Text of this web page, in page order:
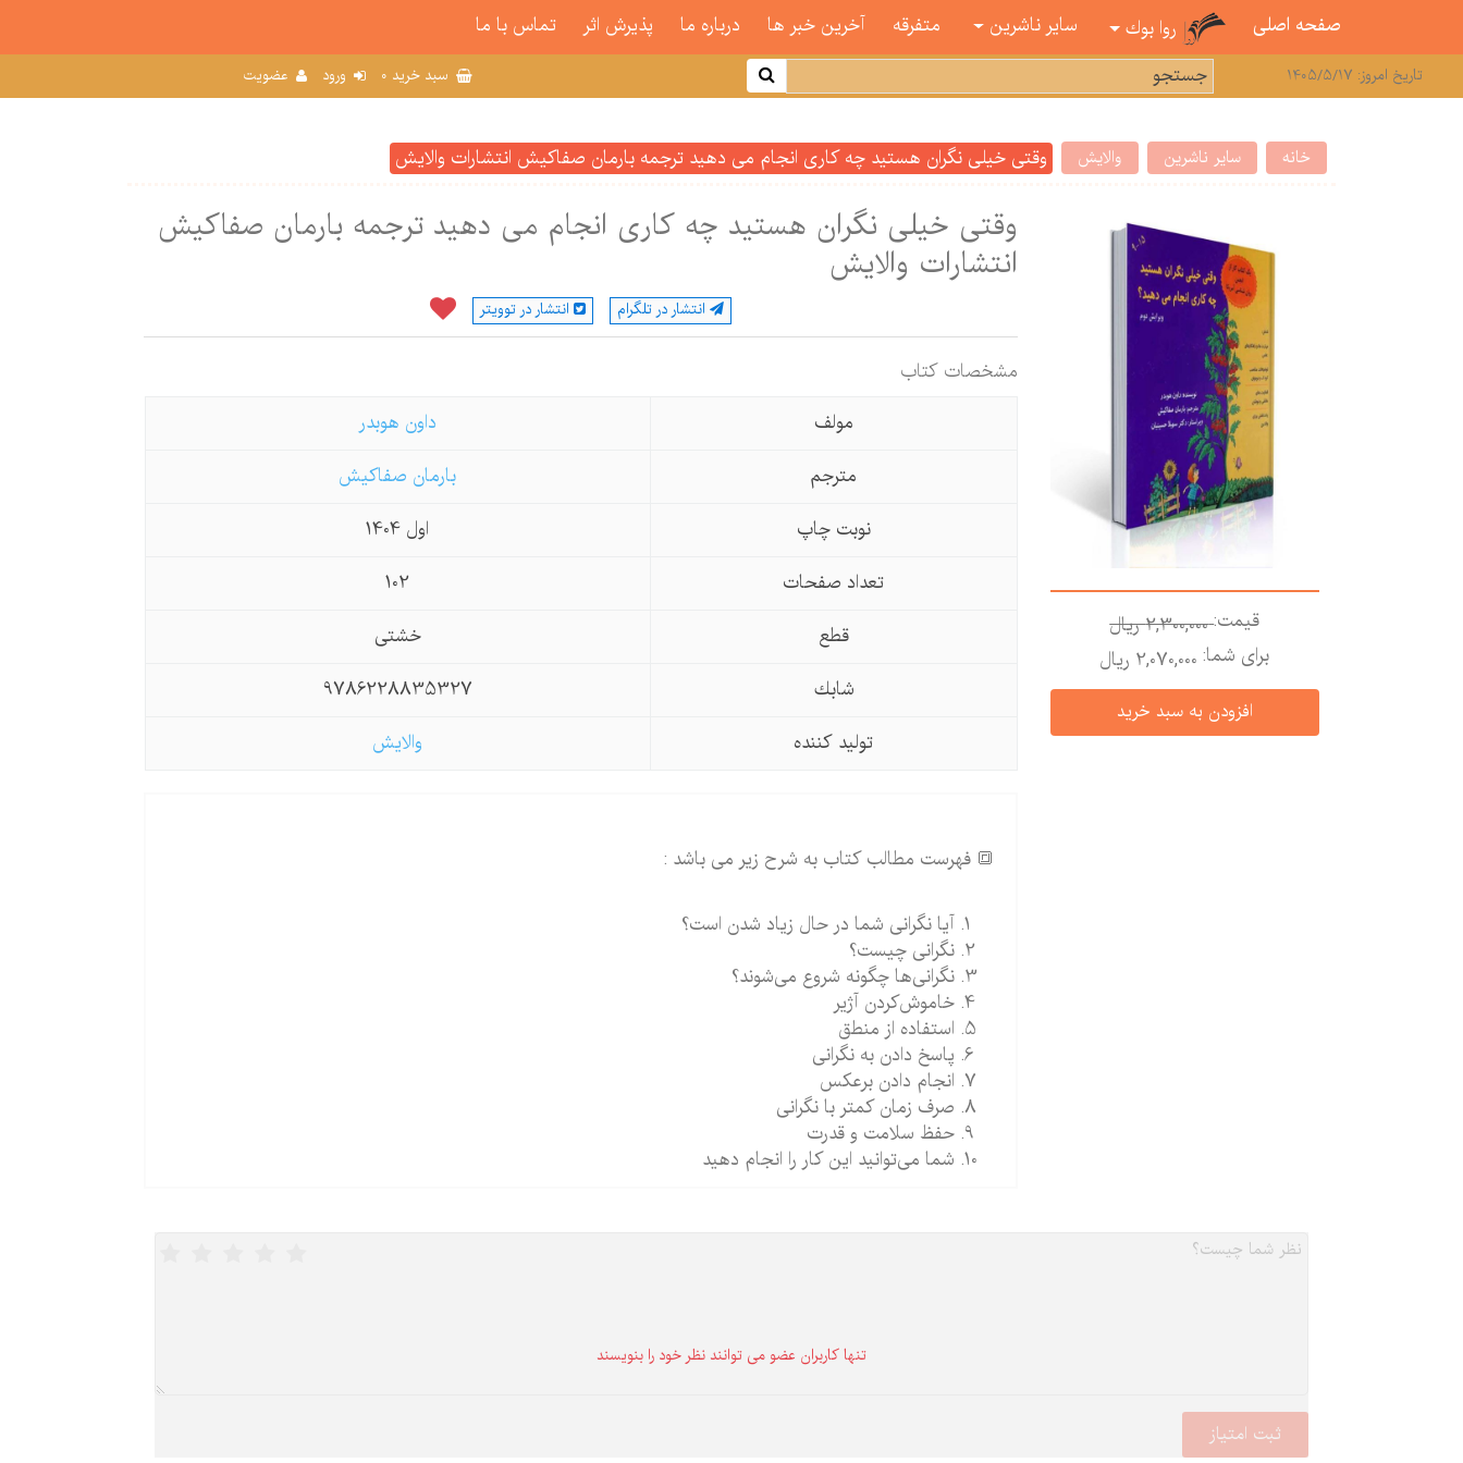
صفحه اصلی روا بوك سایر ناشرین متفرقه آخرین خبر ها درباره ما پذیرش اثر تماس با ما
تاریخ امروز: 1405/5/17 سبد خرید 0 ورود عضویت
خانه سایر ناشرین والایش وقتی خیلی نگران هستید چه کاری انجام می دهید ترجمه بارمان صفاکیش انتشارات والایش
قیمت:2,300,000 ريال
برای شما: 2,070,000 ريال
وقتی خیلی نگران هستید چه کاری انجام می دهید ترجمه بارمان صفاکیش
انتشارات والایش
انتشار در تلگرام انتشار در توویتر
مشخصات كتاب
مولف
داون هوبدر
مترجم
بارمان صفاکیش
نوبت چاپ
اول 1404
تعداد صفحات
102
قطع
خشتی
شابك
9786228835327
تولید كننده
والایش
🔳 فهرست مطالب کتاب به شرح زیر می باشد :
آیا نگرانی شما در حال زیاد شدن است؟
نگرانی چیست؟
نگرانی‌ها چگونه شروع می‌شوند؟
خاموش‌کردن آژیر
استفاده از منطق
پاسخ دادن به نگرانی
انجام دادن برعکس
صرف زمان کمتر با نگرانی
حفظ سلامت و قدرت
شما می‌توانید این کار را انجام دهید
تنها كاربران عضو می توانند نظر خود را بنویسند